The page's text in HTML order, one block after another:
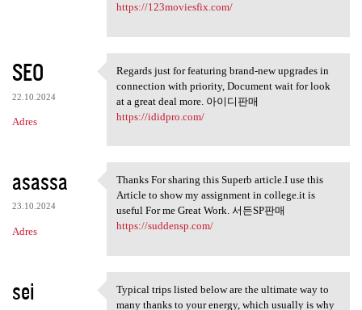
https://123moviesfix.com/
SEO
22.10.2024
Adres
Regards just for featuring
Regards just for featuring brand-new upgrades in
connection with priority, Document wait for look
at a great deal more. 아이디판매
https://ididpro.com/
asassa
23.10.2024
Adres
Thanks For sharing this
Thanks For sharing this Superb article.I use this
Article to show my assignment in college.it is
useful For me Great Work. 서든SP판매
https://suddensp.com/
sei Typical trips listed below
Typical trips listed below are the ultimate way to
many thanks to your energy, which usually is why